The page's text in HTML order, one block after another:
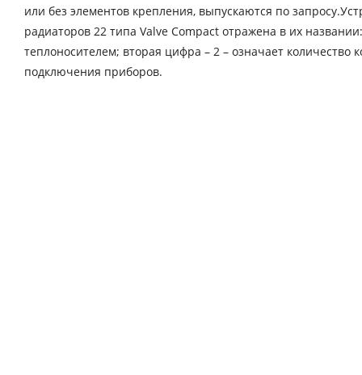
или без элементов крепления, выпускаются по
радиаторов 22 типа Valve Compact отражена в их
теплоносителем; вторая цифра – 2 – означает количество
подключения приборов.